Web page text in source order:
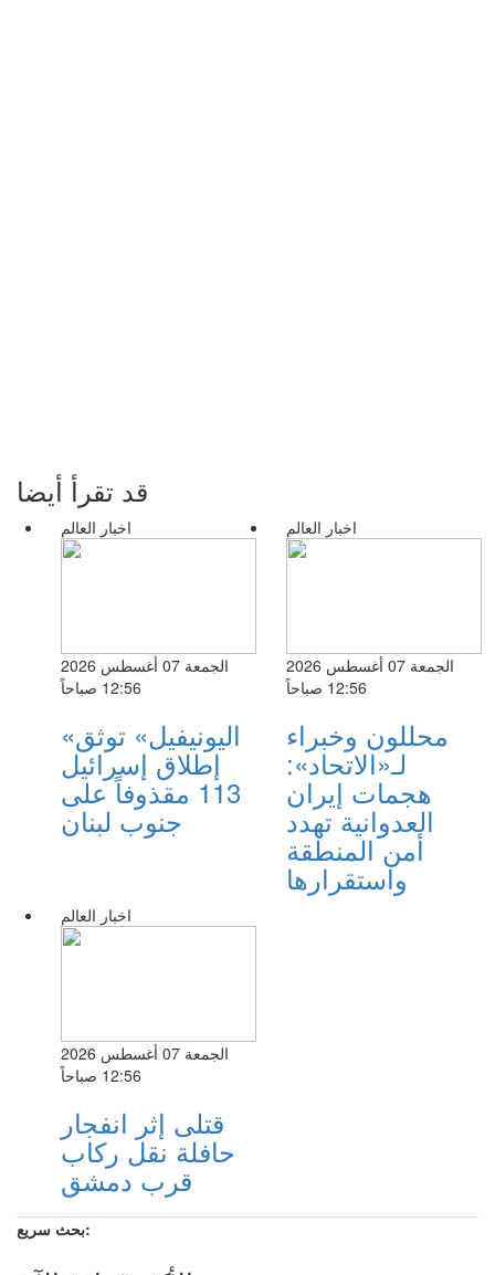
قد تقرأ أيضا
اخبار العالم
الجمعة 07 أغسطس 2026
12:56 صباحاً
«اليونيفيل» توثق
إطلاق إسرائيل
113 مقذوفاً على
جنوب لبنان
اخبار العالم
الجمعة 07 أغسطس 2026
12:56 صباحاً
محللون وخبراء
لـ«الاتحاد»:
هجمات إيران
العدوانية تهدد
أمن المنطقة
واستقرارها
اخبار العالم
الجمعة 07 أغسطس 2026
12:56 صباحاً
قتلى إثر انفجار
حافلة نقل ركاب
قرب دمشق
بحث سريع: